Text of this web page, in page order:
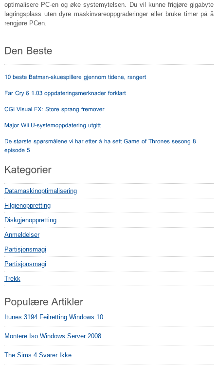
optimalisere PC-en og øke systemytelsen. Du vil kunne frigjøre gigabyte
lagringsplass uten dyre maskinvareoppgraderinger eller bruke timer på å
rengjøre PCen.
Datamaskinoptimalisering
Filgjenoppretting
Diskgjenoppretting
Anmeldelser
Partisjonsmagi
Partisjonsmagi
Trekk
Itunes 3194 Feilretting Windows 10
Montere Iso Windows Server 2008
The Sims 4 Svarer Ikke